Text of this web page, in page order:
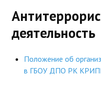
"Боевая" русистика
АНОНСЫ
деятельность
Положение об
в ГБОУ ДПО РК